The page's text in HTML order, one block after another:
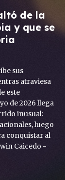
de la
y que se
sus
atraviesa
este
de 2026 llega
inusual:
luego
conquistar al
Caicedo -